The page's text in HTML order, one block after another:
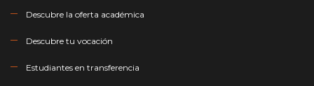
Descubre la oferta académica
Descubre tu vocación
Estudiantes en transferencia